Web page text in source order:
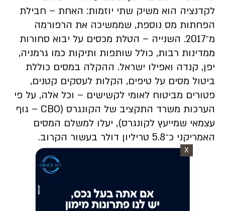
לקדנציה הוא משיק שתי יוזמות: האחת – חבילת
הפחתות מס נוספת, שממשיכה את הרפורמה
מ־2017. השנייה – הטלת מכסים על יבוא סחורות
ממדינות רבות, כולל שותפות ותיקות כמו גרמניה,
יפן, קנדה ואפילו ישראל. ההקלה במסים כוללת
ביטול מסים על טיפים, הקלות לעסקים קטנים,
פטורים מביטוח לאומי לקשישים – וכל אלה, על פי
הערכות משרד התקציב של הקונגרס (CBO – גוף
עצמאי שמייעץ לקונגרס), יעלו למשלם המסים
האמריקני כ־5.8 טריליון דולר בעשור הקרוב.
X